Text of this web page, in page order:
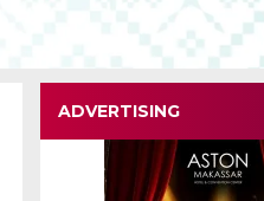
ADVERTISING